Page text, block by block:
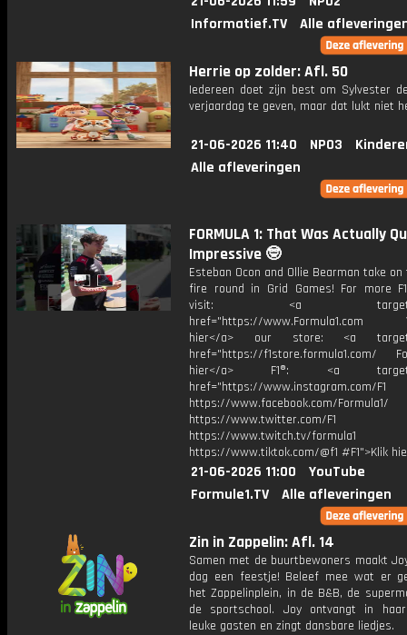
Informatief.TV
Alle
Herrie op zolder: Afl. 50
Iedereen doet zijn best om Sylvester
verjaardag te geven, maar dat lukt niet
21-06-2026 11:40 NPO3
Alle afleveringen
FORMULA 1: That Was Actually
Impressive 🤓
Esteban Ocon and Ollie Bearman take
fire round in Grid Games! For more
visit: <a
href="https://www.Formula1.com
hier</a> our store: <a
href="https://f1store.formula1.com/
hier</a> F1®: <a
href="https://www.instagram.com/F1
https://www.facebook.com/Formula1/
https://www.twitter.com/F1
https://www.twitch.tv/formula1
https://www.tiktok.com/@f1 #F1">Klik
21-06-2026 11:00
YouTube
Formule1.TV
Alle afleveringen
Zin in Zappelin: Afl. 14
Samen met de buurtbewoners maakt
dag een feestje! Beleef mee wat er
het Zappelinplein, in de B&B, de
de sportschool. Joy ontvangt in
leuke gasten en zingt dansbare liedjes.